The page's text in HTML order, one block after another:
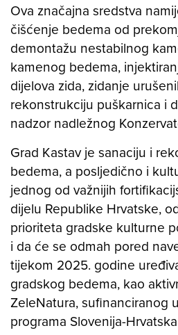
Ova značajna sredstva
čišćenje bedema od
demontažu nestabilnog
kamenog bedema,
dijelova zida, zidanje
rekonstrukciju puškarnica i
nadzor nadležnog
Grad Kastav je sanaciju i
bedema, a posljedično i
jednog od važnijih
dijelu Republike Hrvatske,
prioriteta gradske kulturne
i da će se odmah pored
tijekom 2025. godine
gradskog bedema, kao
ZeleNatura, sufinanciranog
programa Slovenija-